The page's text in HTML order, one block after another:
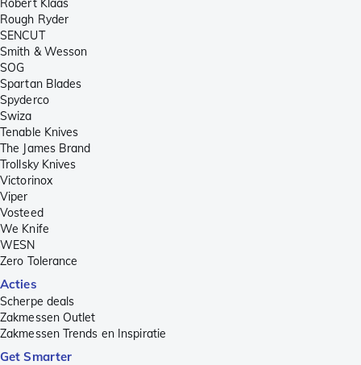
Robert Klaas
Rough Ryder
SENCUT
Smith & Wesson
SOG
Spartan Blades
Spyderco
Swiza
Tenable Knives
The James Brand
Trollsky Knives
Victorinox
Viper
Vosteed
We Knife
WESN
Zero Tolerance
Acties
Scherpe deals
Zakmessen Outlet
Zakmessen Trends en Inspiratie
Get Smarter